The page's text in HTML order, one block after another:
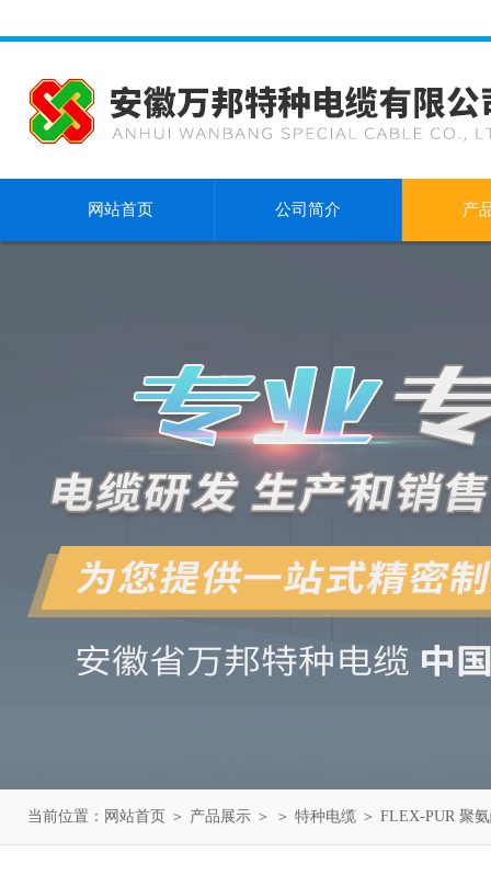
网站首页 公司简介 产
当前位置： 网站首页 ＞ 产品展示 ＞ ＞ 特种电缆 ＞ FLEX-PUR 聚